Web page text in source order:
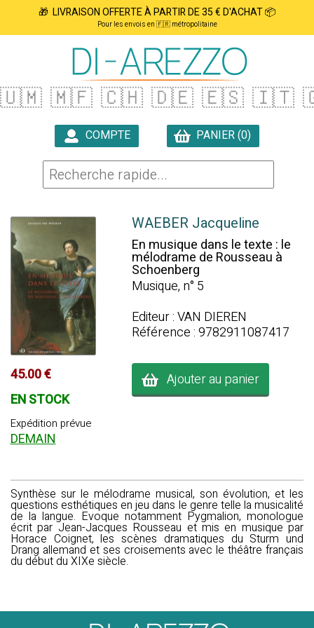
🎁 LIVRAISON OFFERTE À PARTIR DE 35 € D'ACHAT 📦
Pour les envois en 🇫🇷 métropolitaine
🇺🇲 🇲🇫 🇨🇭 🇩🇪 🇪🇸 🇮🇹
COMPTE
PANIER (0)
45.00 €
EN STOCK
Expédition prévue
DEMAIN
WAEBER Jacqueline
En musique dans le texte : le
mélodrame de Rousseau à
Schoenberg
Musique, n° 5
Editeur : VAN DIEREN
Référence : 9782911087417
Ajouter au panier
Synthèse sur le mélodrame musical, son évolution, et les
questions esthétiques en jeu dans le genre telle la musicalité
de la langue. Evoque notamment Pygmalion, monologue
écrit par Jean-Jacques Rousseau et mis en musique par
Horace Coignet, les scènes dramatiques du Sturm und
Drang allemand et ses croisements avec le théâtre français
du début du XIXe siècle.